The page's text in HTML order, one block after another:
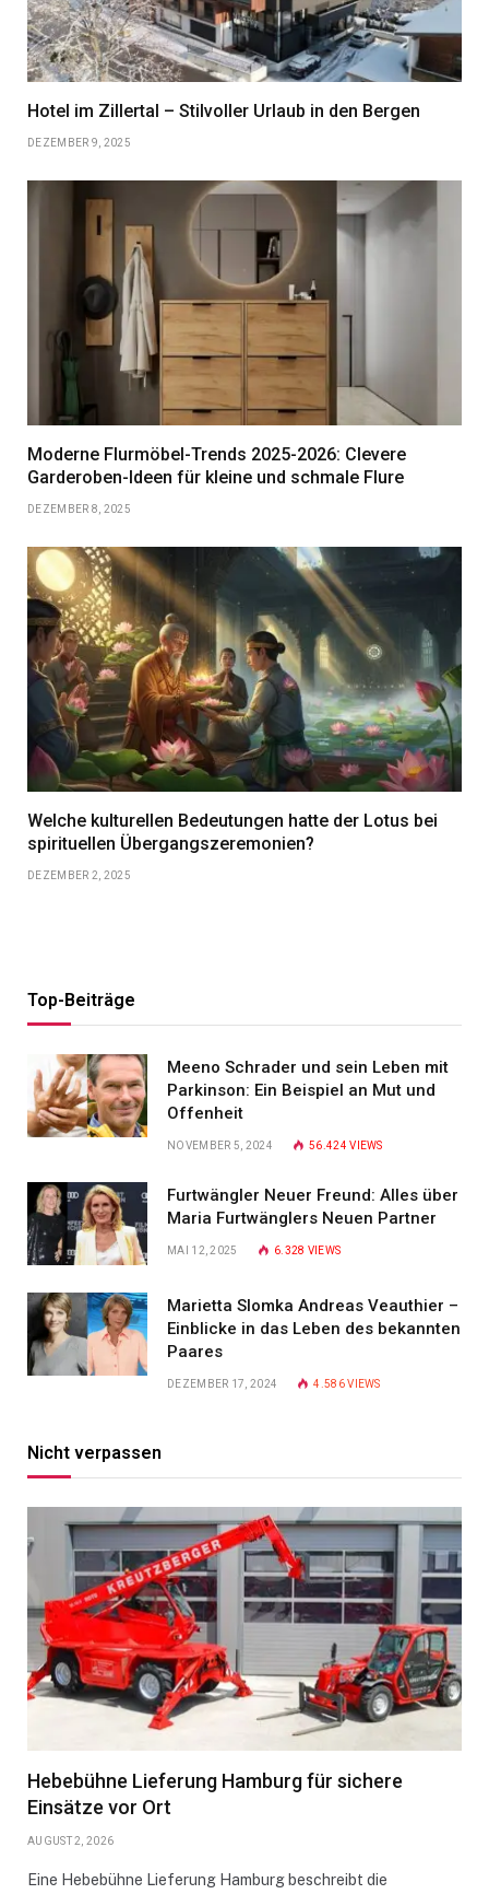
Hotel im Zillertal – Stilvoller Urlaub in den Bergen
DEZEMBER 9, 2025
Moderne Flurmöbel-Trends 2025-2026: Clevere
Garderoben-Ideen für kleine und schmale Flure
DEZEMBER 8, 2025
Welche kulturellen Bedeutungen hatte der Lotus bei
spirituellen Übergangszeremonien?
DEZEMBER 2, 2025
Top-Beiträge
Meeno Schrader und sein Leben mit
Parkinson: Ein Beispiel an Mut und
Offenheit
NOVEMBER 5, 2024 56.424VIEWS
Furtwängler Neuer Freund: Alles über
Maria Furtwänglers Neuen Partner
MAI 12, 2025 6.328 VIEWS
Marietta Slomka Andreas Veauthier –
Einblicke in das Leben des bekannten
Paares
DEZEMBER 17, 2024 4.586VIEWS
Nicht verpassen
Hebebühne Lieferung Hamburg für sichere
Einsätze vor Ort
AUGUST 2, 2026
Eine Hebebühne Lieferung Hamburg beschreibt die